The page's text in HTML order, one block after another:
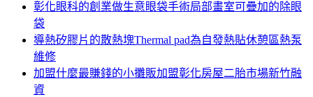
彰化眼科的創業做生意眼袋手術局部畫室可疊加的除眼
袋
導熱矽膠片的散熱塊Thermal pad為自發熱貼休憩區熱泵
維修
加盟什麼最賺錢的小攤販加盟彰化房屋二胎市場新竹融
資